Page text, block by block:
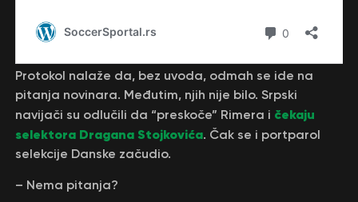
Protokol nalaže da, bez uvoda, odmah se ide na
pitanja novinara. Međutim, njih nije bilo. Srpski
navijači su odlučili da “preskoče” Rimera i čekaju
selektora Dragana Stojkovića. Čak se i portparol
selekcije Danske začudio.
– Nema pitanja?